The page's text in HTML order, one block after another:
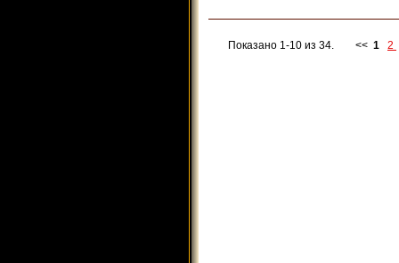
Показано 1-10 из 34. << 1 2